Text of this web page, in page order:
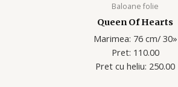
Baloane folie
Queen Of Hearts
Marimea: 76 cm/ 30»
Pret: 110.00
Pret cu heliu: 250.00